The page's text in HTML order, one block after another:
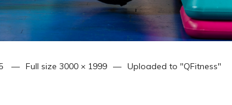
Full size 3000 × 1999 Uploaded to "QFitness"